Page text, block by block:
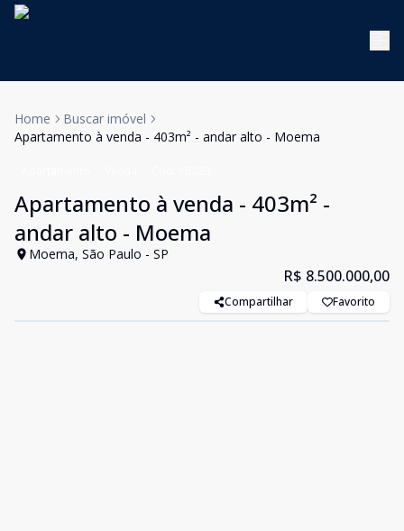
Home
Buscar imóvel
Apartamento à venda - 403m² - andar alto - Moema
Apartamento à venda - 403m² -
andar alto - Moema
Moema, São Paulo - SP
R$ 8.500.000,00
Compartilhar Favorito